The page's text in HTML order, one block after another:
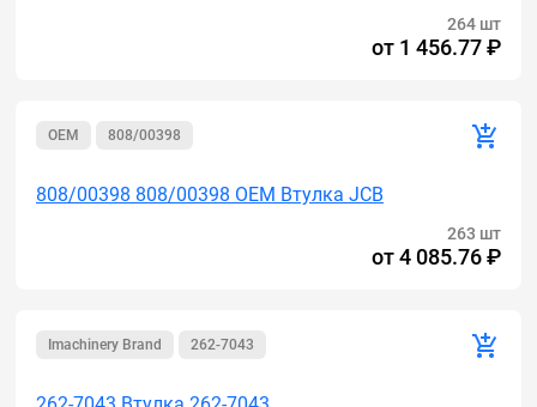
264 шт
от 1 456.77 ₽
OEM 808/00398
808/00398 808/00398 OEM Втулка JCB
263 шт
от4 085.76 ₽
Imachinery Brand 262-7043